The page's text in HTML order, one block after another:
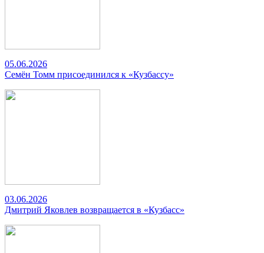
05.06.2026
Семён Томм присоединился к «Кузбассу»
03.06.2026
Дмитрий Яковлев возвращается в «Кузбасс»